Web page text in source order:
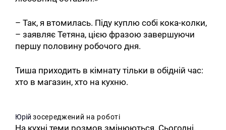
– Так, я втомилась. Піду куплю собі кока-колки,
– заявляє Тетяна, цією фразою завершуючи
першу половину робочого дня.
Тиша приходить в кімнату тільки в обідній час:
хто в магазин, хто на кухню.
Юрійзосереджений на роботі
На кухні теми розмов змінюються. Сьогодні,